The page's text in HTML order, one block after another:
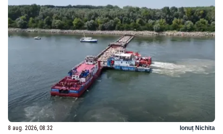
8 aug. 2026, 08:32 Ionuț Nichita